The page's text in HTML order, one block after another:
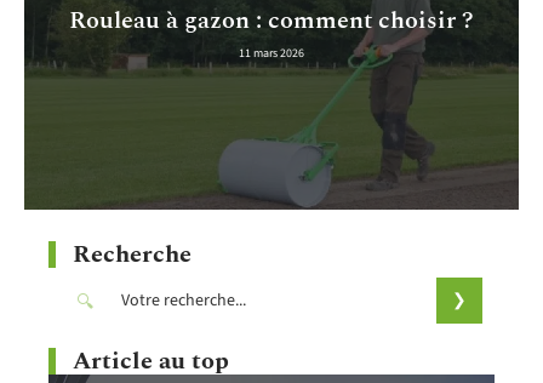
Rouleau à gazon : comment choisir ?
11 mars 2026
Recherche
Article au top